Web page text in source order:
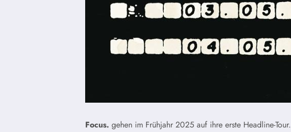
Focus. gehen im Frühjahr 2025 auf ihre erste Headline-Tour.